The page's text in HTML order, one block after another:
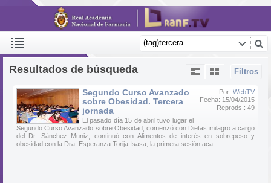
Filtros
Resultados de búsqueda
Por: WebTV
Fecha: 15/04/2015
Reprods.: 49
Segundo Curso Avanzado
sobre Obesidad. Tercera
jornada
El pasado día 15 de abril tuvo lugar el
Segundo Curso Avanzado sobre Obesidad, comenzó con Dietas milagro a cargo
del Dr. Sánchez Muniz; continuó con Alimentos de interés en sobrepeso y
obesidad con la Dra. Esperanza Torija Isasa; la primera sesión aca...